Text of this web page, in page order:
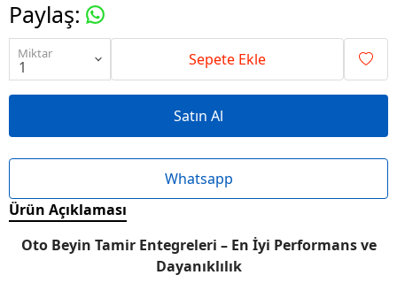
Paylaş:
Miktar Sepete Ekle
Satın Al
Whatsapp
Ürün Açıklaması
Oto Beyin Tamir Entegreleri – En İyi Performans ve
Dayanıklılık